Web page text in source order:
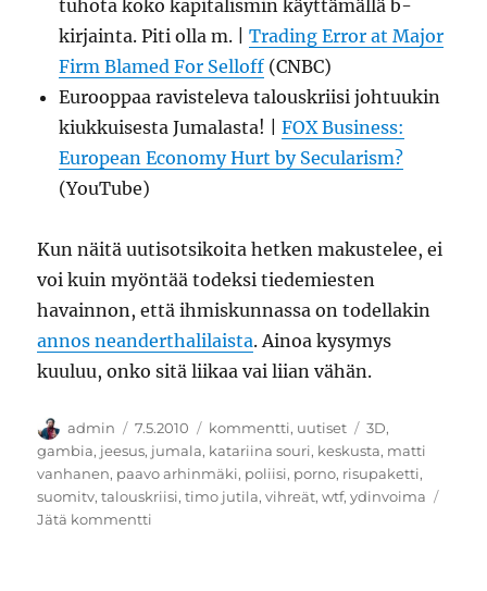
tuhota koko kapitalismin käyttämällä b-
kirjainta. Piti olla m. |Trading Error at Major
Firm Blamed For Selloff (CNBC)
Eurooppaa ravisteleva talouskriisi johtuukin
kiukkuisesta Jumalasta! |FOX Business:
European Economy Hurt by Secularism?
(YouTube)
Kun näitä uutisotsikoita hetken makustelee, ei
voi kuin myöntää todeksi tiedemiesten
havainnon, että ihmiskunnassa on todellakin
annos neanderthalilaista. Ainoa kysymys
kuuluu, onko sitä liikaa vai liian vähän.
Kirjoittaja
admin Julkaistu
7.5.2010 Kategoriat
kommentti, uutiset Avainsanat
3D,
gambia, jeesus, jumala, katariina souri, keskusta, matti
vanhanen, paavo arhinmäki, poliisi, porno, risupaketti,
suomitv,talouskriisi,timo jutila,vihreät,wtf,ydinvoima
Jätä kommentti